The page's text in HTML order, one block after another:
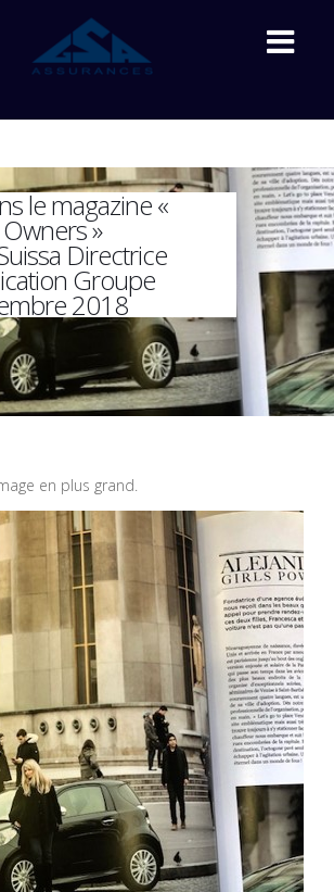
le magazine «
»
Directrice
Groupe
2018
en plus grand.